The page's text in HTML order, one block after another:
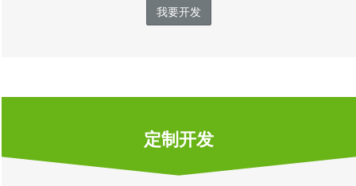
我要开发
定制开发